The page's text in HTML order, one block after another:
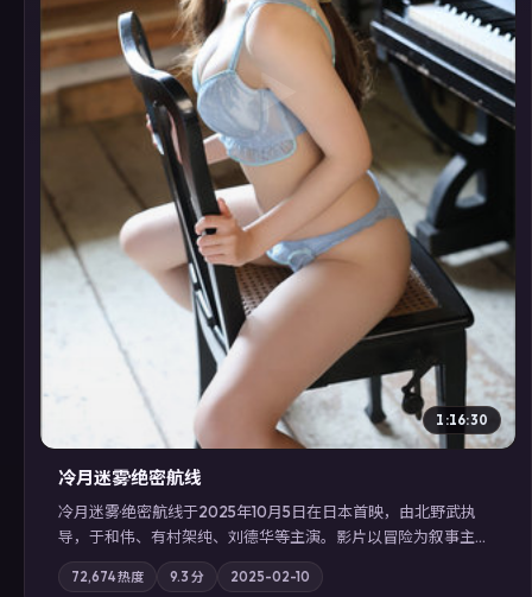
▶
1:16:30
冷月迷雾·绝密航线
冷月迷雾·绝密航线于2025年10月5日在日本首映，由北野武执
导，于和伟、有村架纯、刘德华等主演。影片以冒险为叙事主
轴，记忆碎片重组后，主角发现自己从未活过“真实”的一天；摄
影与配乐强化地域气质；站内亦可通过「国产免费观看高清电视
72,674热度 9.3 分 2025-02-10